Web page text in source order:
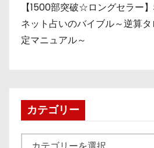
【1500部突破☆ロングセラー
ネット占いのバイブル～逆算
定マニュアル～
カテゴリー